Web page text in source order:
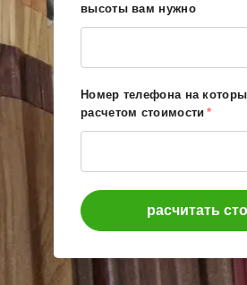
высоты вам нужно
Номер телефона на
расчетом стоимости *
расчитать